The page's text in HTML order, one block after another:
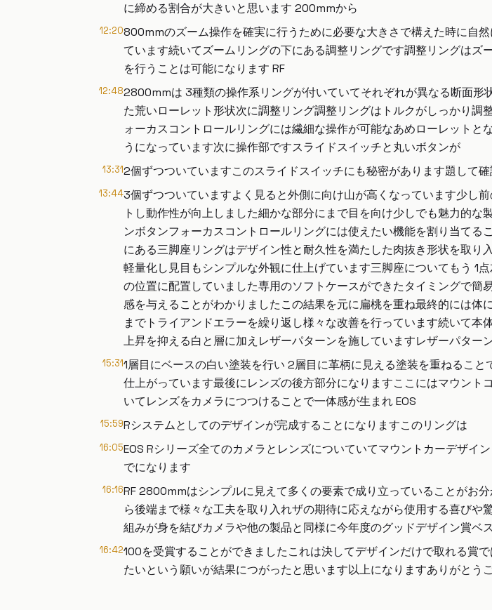
に締める割合が大きいと思います 200mmから
12:20800mmのズーム操作を確実に行うために必要な大きさで構えた時に自
ています続いてズームリングの下にある調整リングです調整リングは
を行うことは可能になります RF
12:482800mmは 3種類の操作系リングが付いていてそれぞれが異なる断面
た荒いローレット形状次に調整リング調整リングはトルクがしっかり
ォーカスコントロールリングには繊細な操作が可能なあめローレット
うになっています次に操作部ですスライドスイッチと丸いボタンが
13:312個ずつついていますこのスライドスイッチにも秘密があります題して
13:443個ずつついていますよく見ると外側に向け山が高くなっています少し
トし動作性が向上しました細かな部分にまで目を向け少しでも魅力的
ンボタンフォーカスコントロールリングには使えたい機能を割り当て
にある三脚座リングはデザイン性と耐久性を満たした肉抜き形状を取
軽量化し見目もシンプルな外観に仕上げています三脚座についてもう 1
の位置に配置していました専用のソフトケースができたタイミングで
感を与えることがわかりましたこの結果を元に扁桃を重ね最終的には
までトライアンドエラーを繰り返し様々な改善を行っています続いて
上昇を抑える白と層に加えレザーパターンを施していますレザーパター
15:311層目にベースの白い塗装を行い 2層目に革柄に見える塗装を重ねるこ
仕上がっています最後にレンズの後方部分になりますここにはマウン
いてレンズをカメラにつつけることで一体感が生まれ EOS
15:59Rシステムとしてのデザインが完成することになりますこのリングは
16:05EOS Rシリーズ全てのカメラとレンズについていてマウントカーデザイ
でになります
16:16RF 2800mmはシンプルに見えて多くの要素で成り立っていることがお
ら後端まで様々な工夫を取り入れザの期待に応えながら使用する喜び
組みが身を結びカメラや他の製品と同様に今年度のグッドデザイン賞ベ
16:42100を受賞することができましたこれは決してデザインだけで取れる賞
たいという願いが結果につがったと思います以上になりますありがとう